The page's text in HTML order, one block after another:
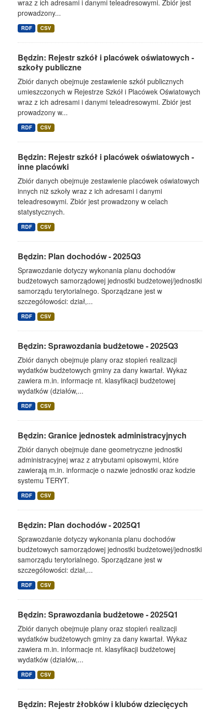
wraz z ich adresami i danymi teleadresowymi. Zbiór jest
prowadzony...
RDF CSV
Będzin: Rejestr szkół i placówek oświatowych -
szkoły publiczne
Zbiór danych obejmuje zestawienie szkół publicznych
umieszczonych w Rejestrze Szkół i Placówek Oświatowych
wraz z ich adresami i danymi teleadresowymi. Zbiór jest
prowadzony w...
RDF CSV
Będzin: Rejestr szkół i placówek oświatowych -
inne placówki
Zbiór danych obejmuje zestawienie placówek oświatowych
innych niż szkoły wraz z ich adresami i danymi
teleadresowymi. Zbiór jest prowadzony w celach
statystycznych.
RDF CSV
Będzin: Plan dochodów - 2025Q3
Sprawozdanie dotyczy wykonania planu dochodów
budżetowych samorządowej jednostki budżetowej/jednostki
samorządu terytorialnego. Sporządzane jest w
szczegółowości: dział,...
RDF CSV
Będzin: Sprawozdania budżetowe - 2025Q3
Zbiór danych obejmuje plany oraz stopień realizacji
wydatków budżetowych gminy za dany kwartał. Wykaz
zawiera m.in. informacje nt. klasyfikacji budżetowej
wydatków (działów,...
RDF CSV
Będzin: Granice jednostek administracyjnych
Zbiór danych obejmuje dane geometryczne jednostki
administracyjnej wraz z atrybutami opisowymi, które
zawierają m.in. informacje o nazwie jednostki oraz kodzie
systemu TERYT.
RDF CSV
Będzin: Plan dochodów - 2025Q1
Sprawozdanie dotyczy wykonania planu dochodów
budżetowych samorządowej jednostki budżetowej/jednostki
samorządu terytorialnego. Sporządzane jest w
szczegółowości: dział,...
RDF CSV
Będzin: Sprawozdania budżetowe - 2025Q1
Zbiór danych obejmuje plany oraz stopień realizacji
wydatków budżetowych gminy za dany kwartał. Wykaz
zawiera m.in. informacje nt. klasyfikacji budżetowej
wydatków (działów,...
RDF CSV
Będzin: Rejestr żłobków i klubów dziecięcych